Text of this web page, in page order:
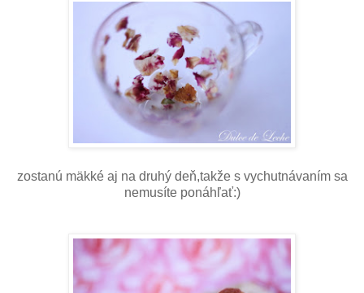
zostanú mäkké aj na druhý deň,takže s vychutnávaním sa
nemusíte ponáhľať:)